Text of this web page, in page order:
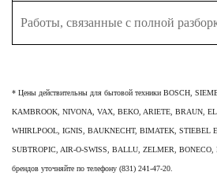
Работы, связанные с полной
* Цены действительны для бытовой техники BOSCH,
KAMBROOK, NIVONA, VAX, BEKO, ARIETE, BRAUN,
WHIRLPOOL, IGNIS, BAUKNECHT, BIMATEK, STIEBEL
SUBTROPIC, AIR-O-SWISS, BALLU, ZELMER, BONECO,
брендов уточняйте по телефону (831) 241-47-20.